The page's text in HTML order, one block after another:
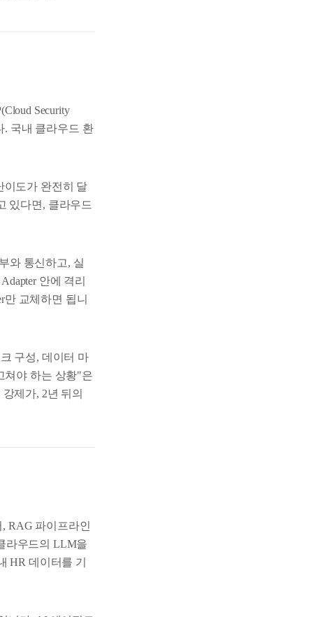
Security
. 국내 클라우드 환
이도가 완전히 달
있다면, 클라우드
와 통신하고, 실
안에 격리
교체하면 됩니
구성, 데이터 마
쳐야 하는 상황"은
제가, 2년 뒤의
RAG 파이프라인
라우드의 LLM을
HR 데이터를 기